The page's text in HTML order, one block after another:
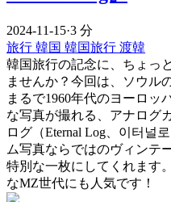
2024-11-15·3 分
旅行 韓国 韓国旅行 渡韓
韓国旅行の記念に、ちょっ
ませんか？今回は、ソウル
まるで1960年代のヨーロッ
な写真が撮れる、アナログ
ログ（Eternal Log、이터널
ム写真ならではのヴィンテ
特別な一枚にしてくれます
なMZ世代にも人気です！